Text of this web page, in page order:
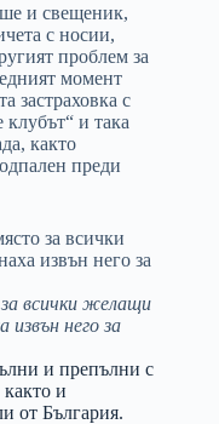
и свещеник,
с носии,
проблем за
момент
застраховка с
клубът“ и така
както
преди
всички желащи
него за
и препълни с
и
от България.